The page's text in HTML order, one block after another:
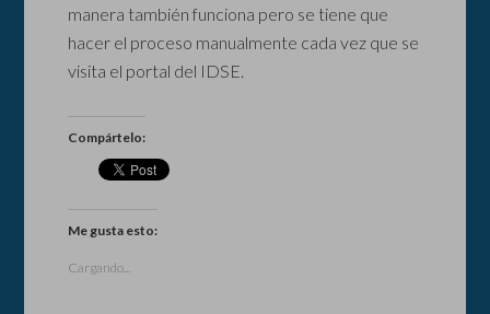
manera también funciona pero se tiene que
hacer el proceso manualmente cada vez que se
visita el portal del IDSE.
Compártelo:
Me gusta esto:
Cargando...